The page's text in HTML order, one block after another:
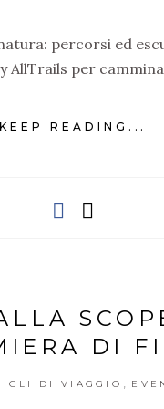
percorsi ed
AllTrails per
KEEP READING...
DI
DI VIAGGIO ,